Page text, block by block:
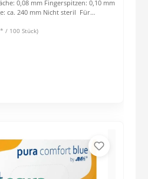
0,08 mm Fingerspitzen: 0,10 mm
/ 100 Stück)